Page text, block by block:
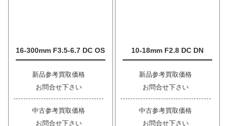
16-300mm F3.5-6.7 DC OS
新品参考買取価格
お問合せ下さい
中古参考買取価格
お問合せ下さい
10-18mm F2.8 DC DN
新品参考買取価格
お問合せ下さい
中古参考買取価格
お問合せ下さい